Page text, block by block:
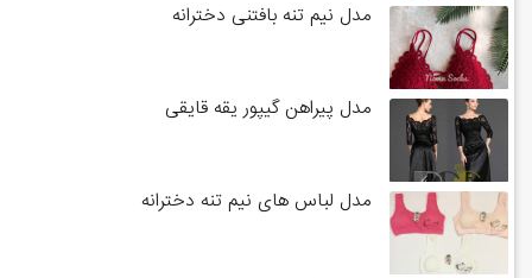
مدل نیم تنه بافتنی دخترانه
مدل پیراهن گیپور یقه قایقی
مدل لباس های نیم تنه دخترانه